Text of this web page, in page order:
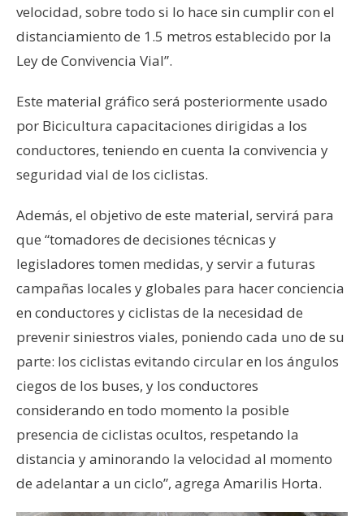
velocidad, sobre todo si lo hace sin cumplir con el
distanciamiento de 1.5 metros establecido por la
Ley de Convivencia Vial”.
Este material gráfico será posteriormente usado
por Bicicultura capacitaciones dirigidas a los
conductores, teniendo en cuenta la convivencia y
seguridad vial de los ciclistas.
Además, el objetivo de este material, servirá para
que “tomadores de decisiones técnicas y
legisladores tomen medidas, y servir a futuras
campañas locales y globales para hacer conciencia
en conductores y ciclistas de la necesidad de
prevenir siniestros viales, poniendo cada uno de su
parte: los ciclistas evitando circular en los ángulos
ciegos de los buses, y los conductores
considerando en todo momento la posible
presencia de ciclistas ocultos, respetando la
distancia y aminorando la velocidad al momento
de adelantar a un ciclo”, agrega Amarilis Horta.